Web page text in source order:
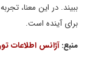
ببیند. در این معنا،
برای آینده است.
منبع:آژانس اطلاعات